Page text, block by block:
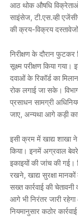
आठ थोक औषधि विक्रेताओं
साइंसेज, टी.एस.व्ही
की क्रय-विक्रय
निरीक्षण के दौरान फुटकर
सूक्ष्म परीक्षण किया
दवाओं के रिकॉर्ड का
रोक लगाई जा सके।
प्रसाधन सामग्री
जाए, अन्यथा आगे कड़ी
इसी क्रम में खाद्य शाखा ने
किया। इनमें अग्रवाल
इकाइयों की जांच की गई।
रखने, खाद्य सुरक्षा
सख्त कार्रवाई की
आगे भी निरंतर जारी
नियमानुसार कठोर